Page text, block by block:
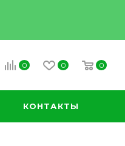
0 0 0
КОНТАКТЫ